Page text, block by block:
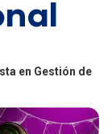
en Gestión de